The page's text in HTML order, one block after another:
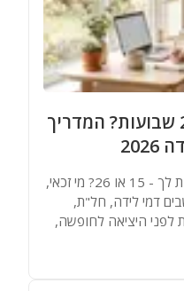
חופשת לידה - 15 או 26 שבועות? המדריך
כמה שבועות חופשת לידה מגיעות לך - 15 או 26? מי זכאי,
דמי לידה, חל"ת,
לפני היציאה לחופשה,